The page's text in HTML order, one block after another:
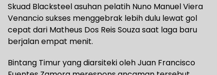
Skuad Blacksteel asuhan pelatih Nuno Manuel Viera
Venancio sukses menggebrak lebih dulu lewat gol
cepat dari Matheus Dos Reis Souza saat laga baru
berjalan empat menit.
Bintang Timur yang diarsiteki oleh Juan Francisco